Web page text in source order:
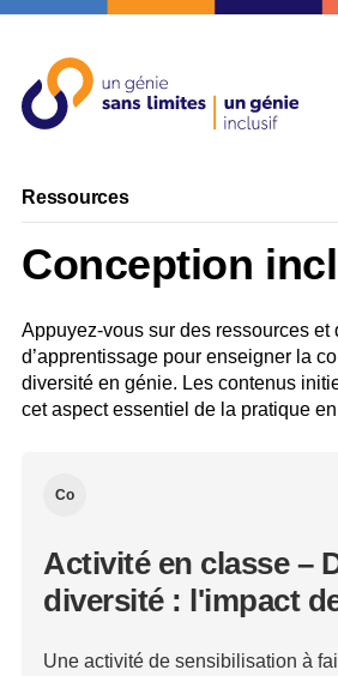
Ressources
Conception
Appuyez-vous sur des ressources et
d’apprentissage pour enseigner la
diversité en génie. Les contenus
cet aspect essentiel de la pratique
Co
Activité en classe –
diversité : l'impact
Une activité de sensibilisation à